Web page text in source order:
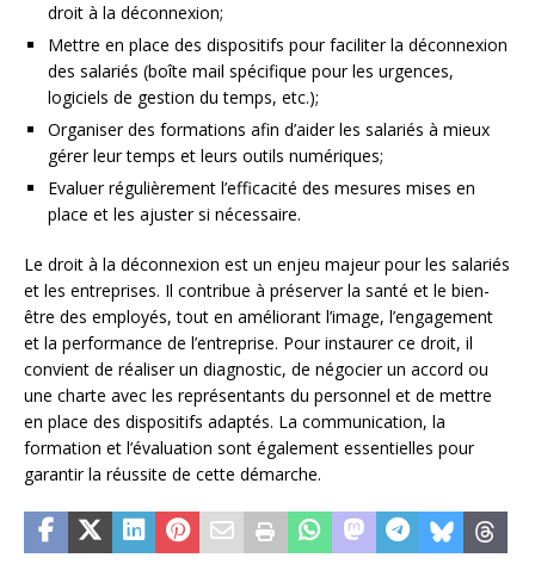
droit à la déconnexion;
Mettre en place des dispositifs pour faciliter la déconnexion
des salariés (boîte mail spécifique pour les urgences,
logiciels de gestion du temps, etc.);
Organiser des formations afin d’aider les salariés à mieux
gérer leur temps et leurs outils numériques;
Evaluer régulièrement l’efficacité des mesures mises en
place et les ajuster si nécessaire.
Le droit à la déconnexion est un enjeu majeur pour les salariés
et les entreprises. Il contribue à préserver la santé et le bien-
être des employés, tout en améliorant l’image, l’engagement
et la performance de l’entreprise. Pour instaurer ce droit, il
convient de réaliser un diagnostic, de négocier un accord ou
une charte avec les représentants du personnel et de mettre
en place des dispositifs adaptés. La communication, la
formation et l’évaluation sont également essentielles pour
garantir la réussite de cette démarche.